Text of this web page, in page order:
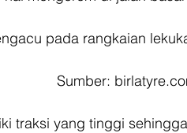
pada rangkaian
Sumber:
traksi yang tinggi